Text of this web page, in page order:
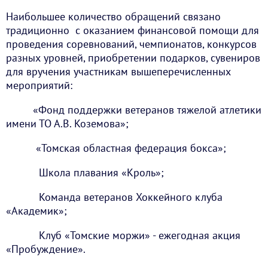
Наибольшее количество обращений связано
традиционно с оказанием финансовой помощи для
проведения соревнований, чемпионатов, конкурсов
разных уровней, приобретении подарков, сувениров
для вручения участникам вышеперечисленных
мероприятий:
«Фонд поддержки ветеранов тяжелой атлетики
имени ТО А.В. Коземова»;
«Томская областная федерация бокса»;
Школа плавания «Кроль»;
Команда ветеранов Хоккейного клуба
«Академик»;
Клуб «Томские моржи» - ежегодная акция
«Пробуждение».